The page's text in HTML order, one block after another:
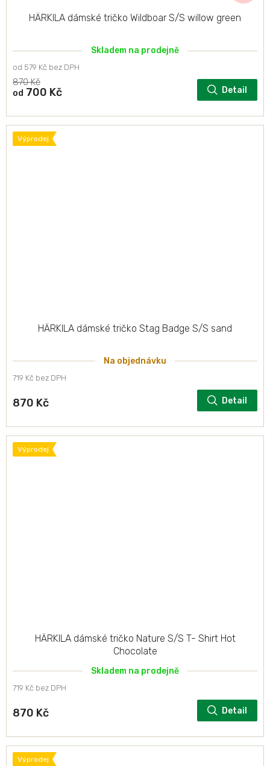
HÄRKILA dámské tričko Wildboar S/S willow green
Skladem na prodejně
od 579 Kč bez DPH
870 Kč
od 700 Kč Detail
Výprodej
HÄRKILA dámské tričko Stag Badge S/S sand
Na objednávku
719 Kč bez DPH
870 Kč Detail
Výprodej
HÄRKILA dámské tričko Nature S/S T- Shirt Hot
Chocolate
Skladem na prodejně
719 Kč bez DPH
870 Kč Detail
Výprodej